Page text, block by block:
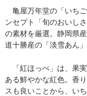
亀屋万年堂の「いち
ンセプト「旬のおいし
の素材を厳選。静岡県
道十勝産の「淡雪あん
「紅ほっぺ」は、果
ある鮮やかな紅色。香
スも良いことから、い